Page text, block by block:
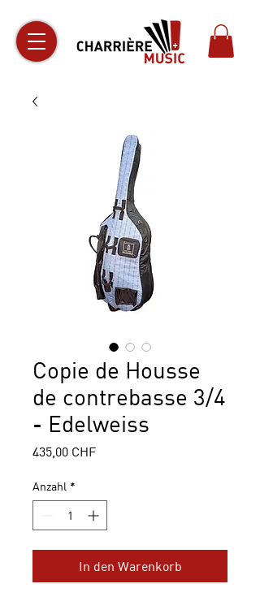
Copie de Housse
de contrebasse 3/4
- Edelweiss
435,00 CHFPreis
Anzahl *
In den Warenkorb